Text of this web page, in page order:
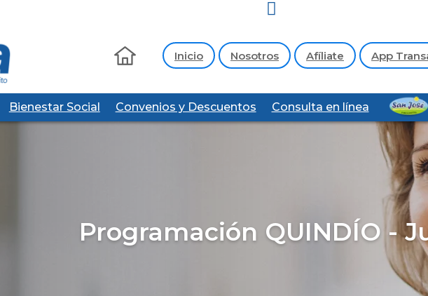
Inicio Nosotros Afíliate App
Bienestar Social Convenios y Descuentos Consulta en línea
Programación QUINDÍO -